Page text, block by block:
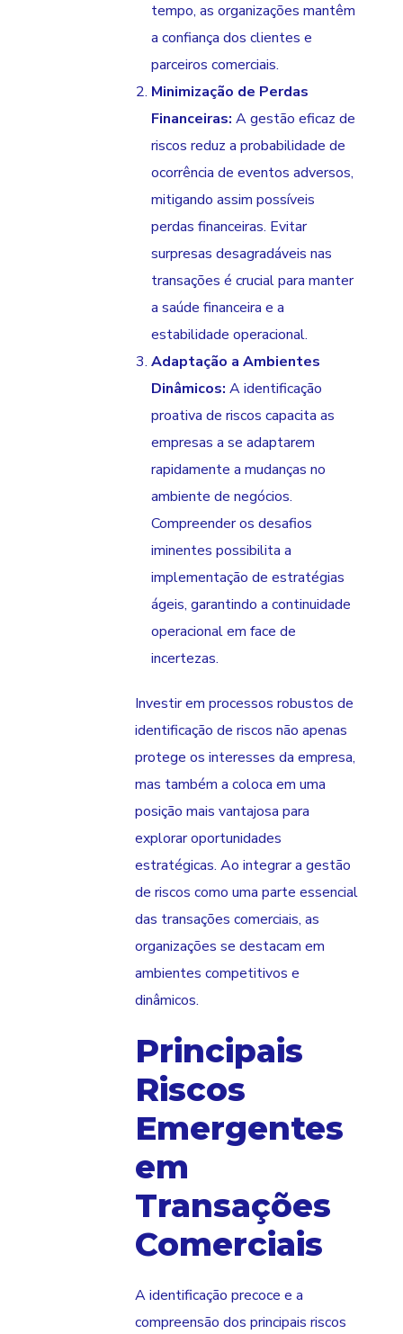
tempo, as organizações mantêm
a confiança dos clientes e
parceiros comerciais.
Minimização de Perdas
Financeiras: A gestão eficaz de
riscos reduz a probabilidade de
ocorrência de eventos adversos,
mitigando assim possíveis
perdas financeiras. Evitar
surpresas desagradáveis nas
transações é crucial para manter
a saúde financeira e a
estabilidade operacional.
Adaptação a Ambientes
Dinâmicos: A identificação
proativa de riscos capacita as
empresas a se adaptarem
rapidamente a mudanças no
ambiente de negócios.
Compreender os desafios
iminentes possibilita a
implementação de estratégias
ágeis, garantindo a continuidade
operacional em face de
incertezas.
Investir em processos robustos de
identificação de riscos não apenas
protege os interesses da empresa,
mas também a coloca em uma
posição mais vantajosa para
explorar oportunidades
estratégicas. Ao integrar a gestão
de riscos como uma parte essencial
das transações comerciais, as
organizações se destacam em
ambientes competitivos e
dinâmicos.
Principais
Riscos
Emergentes
em
Transações
Comerciais
A identificação precoce e a
compreensão dos principais riscos